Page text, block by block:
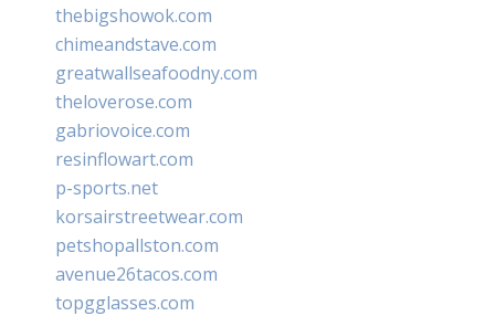
thebigshowok.com
chimeandstave.com
greatwallseafoodny.com
theloverose.com
gabriovoice.com
resinflowart.com
p-sports.net
korsairstreetwear.com
petshopallston.com
avenue26tacos.com
topgglasses.com